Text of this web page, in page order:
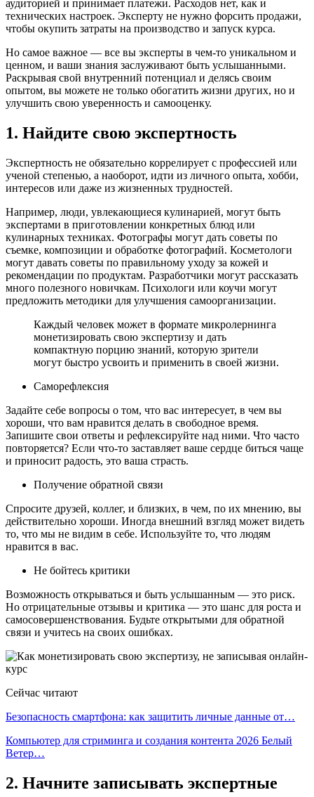
аудиторией и принимает платежи. Расходов нет, как и
технических настроек. Эксперту не нужно форсить продажи,
чтобы окупить затраты на производство и запуск курса.
Но самое важное — все вы эксперты в чем-то уникальном и
ценном, и ваши знания заслуживают быть услышанными.
Раскрывая свой внутренний потенциал и делясь своим
опытом, вы можете не только обогатить жизни других, но и
улучшить свою уверенность и самооценку.
1. Найдите свою экспертность
Экспертность не обязательно коррелирует с профессией или
ученой степенью, а наоборот, идти из личного опыта, хобби,
интересов или даже из жизненных трудностей.
Например, люди, увлекающиеся кулинарией, могут быть
экспертами в приготовлении конкретных блюд или
кулинарных техниках. Фотографы могут дать советы по
съемке, композиции и обработке фотографий. Косметологи
могут давать советы по правильному уходу за кожей и
рекомендации по продуктам. Разработчики могут рассказать
много полезного новичкам. Психологи или коучи могут
предложить методики для улучшения самоорганизации.
Каждый человек может в формате микролернинга
монетизировать свою экспертизу и дать
компактную порцию знаний, которую зрители
могут быстро усвоить и применить в своей жизни.
Саморефлексия
Задайте себе вопросы о том, что вас интересует, в чем вы
хороши, что вам нравится делать в свободное время.
Запишите свои ответы и рефлексируйте над ними. Что часто
повторяется? Если что-то заставляет ваше сердце биться чаще
и приносит радость, это ваша страсть.
Получение обратной связи
Спросите друзей, коллег, и близких, в чем, по их мнению, вы
действительно хороши. Иногда внешний взгляд может видеть
то, что мы не видим в себе. Используйте то, что людям
нравится в вас.
Не бойтесь критики
Возможность открываться и быть услышанным — это риск.
Но отрицательные отзывы и критика — это шанс для роста и
самосовершенствования. Будьте открытыми для обратной
связи и учитесь на своих ошибках.
Сейчас читают
Безопасность смартфона: как защитить личные данные от…
Компьютер для стриминга и создания контента 2026 Белый
Ветер…
2. Начните записывать экспертные